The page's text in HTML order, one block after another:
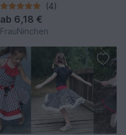
(4)
ab 6,18 €
FrauNinchen